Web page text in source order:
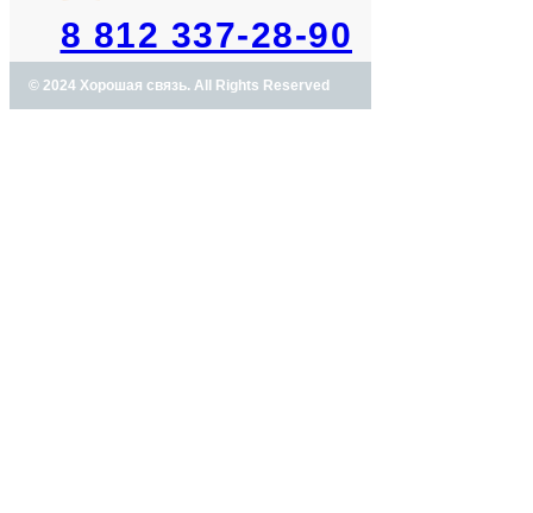
8 812 337-28-90
© 2024 Хорошая связь. All Rights Reserved